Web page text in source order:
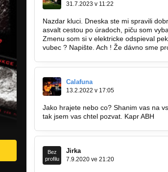
31.7.2023 v 11:22
Nazdar kluci. Dneska ste mi spravili
asvalt cestou po úradoch, piču som
Zmenu som si v elektricke odspieval
vubec ? Napište. Ach ! Že dávno sme
Calafuna
13.2.2022 v 17:05
Jako hrajete nebo co? Shanim vas na
tak jsem vas chtel pozvat. Kapr ABH
Bez
profilu
Jirka
7.9.2020 ve 21:20